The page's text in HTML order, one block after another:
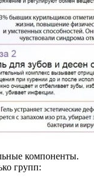
компоненты.
групп: